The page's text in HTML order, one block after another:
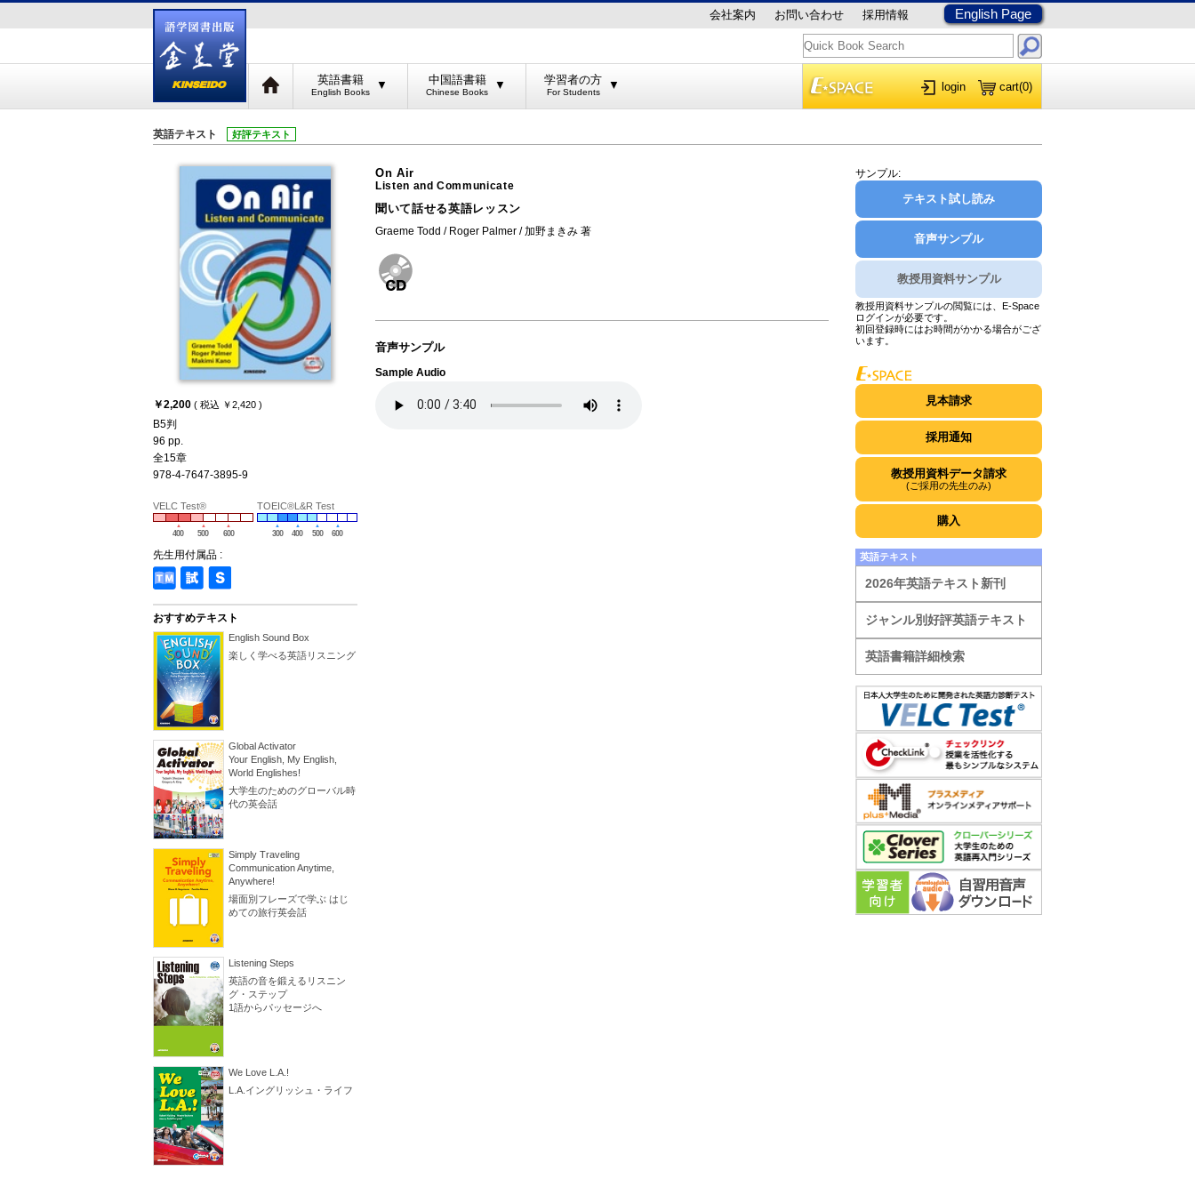
English Page
会社案内 お問い合わせ 採用情報
英語書籍 ▼ 中国語書籍 ▼ 学習者の方 ▼ login cart(0)
英語テキスト 好評テキスト
￥2,200 ( 税込 ￥2,420 )
B5判
96 pp.
全15章
978-4-7647-3895-9
VELC Test®
400 500 600
TOEIC®L&R Test
300 400 500 600
先生用付属品 :
おすすめテキスト
English Sound Box
楽しく学べる英語リスニング
Global Activator
Your English, My English,
World Englishes!
大学生のためのグローバル時
代の英会話
Simply Traveling
Communication Anytime,
Anywhere!
場面別フレーズで学ぶ はじ
めての旅行英会話
Listening Steps
英語の音を鍛えるリスニン
グ・ステップ
1語からパッセージへ
We Love L.A.!
L.A.イングリッシュ・ライフ
On Air
Listen and Communicate
聞いて話せる英語レッスン
Graeme Todd / Roger Palmer / 加野まきみ 著
音声サンプル
Sample Audio
サンプル:
テキスト試し読み
音声サンプル
教授用資料サンプル
教授用資料サンプルの閲覧には、E-Space
ログインが必要です。
初回登録時にはお時間がかかる場合がござ
います。
見本請求
採用通知
教授用資料データ請求
(ご採用の先生のみ)
購入
英語テキスト
2026年英語テキスト新刊
ジャンル別好評英語テキスト
英語書籍詳細検索